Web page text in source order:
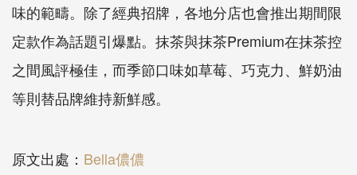
味的範疇。除了經典招牌，各地分店也會推出期間限
定款作為話題引爆點。抹茶與抹茶Premium在抹茶控
之間風評極佳，而季節口味如草莓、巧克力、鮮奶油
等則替品牌維持新鮮感。
原文出處： Bella儂儂